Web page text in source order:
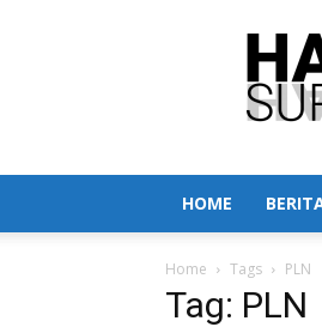
HOME
Home Tags PLN
Tag: PLN